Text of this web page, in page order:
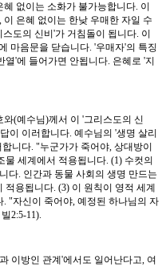
없이는 소화가 불가능합니다. 이
은혜 없이는 한낮 우매한 자일 수
도의 신비'가 거침돌이 됩니다. 이
마음문을 닫습니다. '우매자'의 특징
'에 들어가면 안됩니다. 은혜로 '지
(예수님)께서 이 '그리스도의 신
이 이러합니다. 예수님의 '생명 살리
니다. "누군가가 죽어야, 상대방이
세계에서 적용됩니다. (1) 수컷의
다. 인간과 동물 사회의 생명 만드는
용됩니다. (3) 이 원칙이 영적 세계
"자신이 죽어야, 예정된 하나님의 자
2:5-11).
이방인 관계'에서도 일어난다고, 여